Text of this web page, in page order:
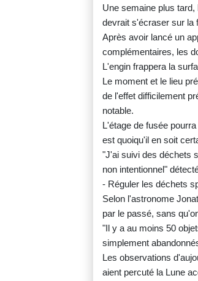
Une semaine plus
devrait s'écraser sur la
Après avoir lancé un
complémentaires, les
L'engin frappera la
Le moment et le lieu
de l'effet difficilement
notable.
L'étage de fusée
est quoiqu'il en soit
"J'ai suivi des déchets
non intentionnel"
- Réguler les déchets
Selon l'astronome
par le passé, sans
"Il y a au moins 50
simplement
Les observations
aient percuté la Lune